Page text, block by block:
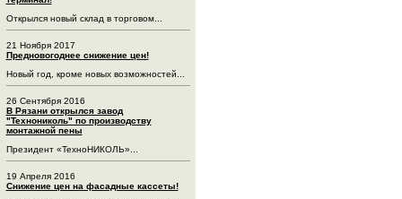
Открылся новый склад в торговом...
21 Ноября 2017
Предновогоднее снижение цен!
Новый год, кроме новых возможностей...
26 Сентября 2016
В Рязани открылся завод
"Технониколь" по производству
монтажной пены
Президент «ТехноНИКОЛЬ»...
19 Апреля 2016
Снижение цен на фасадные кассеты!